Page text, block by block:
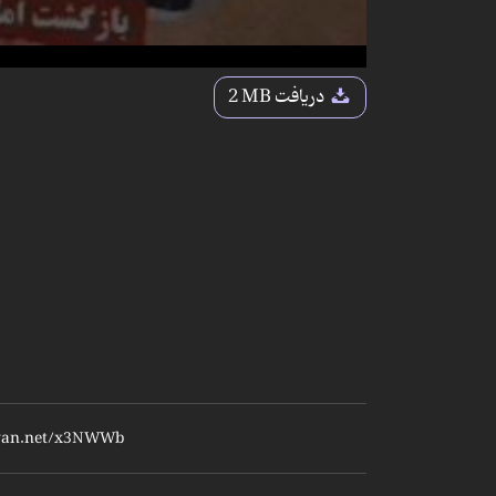
دریافت2 MB